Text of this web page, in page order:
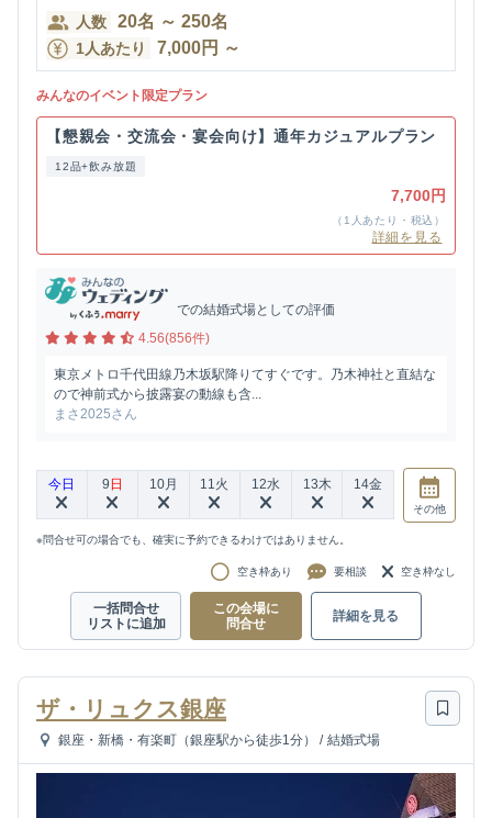
人数 20名 ～ 250名
1人あたり 7,000円 ～
みんなのイベント限定プラン
【懇親会・交流会・宴会向け】通年カジュアルプラン
12品+飲み放題
7,700円
（1人あたり・税込）
詳細を見る
での結婚式場としての評価
4.56(856件)
東京メトロ千代田線乃木坂駅降りてすぐです。乃木神社と直結な
ので神前式から披露宴の動線も含...
まさ2025さん
今日 9 日 10月 11火 12水 13木 14金
その他
※問合せ可の場合でも、確実に予約できるわけではありません。
空き枠あり 要相談 空き枠なし
一括問合せ
リストに追加
この会場に
問合せ
詳細を見る
ザ・リュクス銀座
銀座・新橋・有楽町（銀座駅から徒歩1分） / 結婚式場